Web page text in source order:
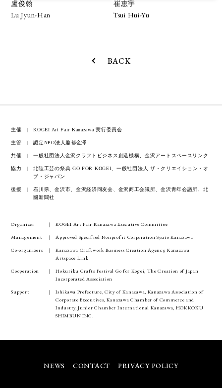
盧俊翰
Lu Jyun-Han
崔恵宇
Tsui Hui-Yu
BACK
主催 KOGEI Art Fair Kanazawa 実行委員会
主管 認定NPO法人趣都金澤
共催 一般社団法人金沢クラフトビジネス創造機構、金沢アートスペースリンク
協力
北陸工芸の祭典 GO FOR KOGEI、一般社団法人 ザ・クリエイション・オ
ブ・ジャパン
後援
石川県、金沢市、金沢経済同友会、金沢商工会議所、金沢青年会議所、北
國新聞社
Organizer
KOGEI Art Fair Kanazawa Executive Committee
Management
Approved Specified Nonprofit Corporation Syuto Kanazawa
Co-organizers
Kanazawa Craftwork Business Creation Agency, Kanazawa
Artspace Link
Cooperation
Hokuriku Crafts Festival Go for Kogei, The Creation of Japan
Incorporated Association
Support
Ishikawa Prefecture, City of Kanazawa, Kanazawa Association of
Corporate Executives, Kanazawa Chamber of Commerce and
Industry, Junior Chamber International Kanazawa, HOKKOKU
SHIMBUN INC.
NEWS CONTACT PRIVACY POLICY